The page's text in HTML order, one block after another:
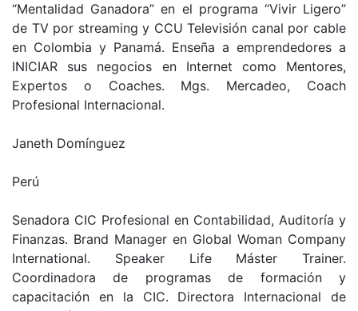
“Mentalidad Ganadora” en el programa “Vivir Ligero”
de TV por streaming y CCU Televisión canal por cable
en Colombia y Panamá. Enseña a emprendedores a
INICIAR sus negocios en Internet como Mentores,
Expertos o Coaches. Mgs. Mercadeo, Coach
Profesional Internacional.
Janeth Domínguez
Perú
Senadora CIC Profesional en Contabilidad, Auditoría y
Finanzas. Brand Manager en Global Woman Company
International. Speaker Life Máster Trainer.
Coordinadora de programas de formación y
capacitación en la CIC. Directora Internacional de